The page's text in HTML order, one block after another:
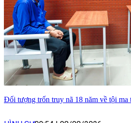
Đối tượng trốn truy nã 18 năm về tội ma